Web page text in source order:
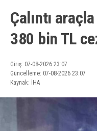
Çalıntı
380 bin TL
Giriş: 07-08-2026 23:07
Güncelleme: 07-08-2026 23:07
Kaynak: İHA